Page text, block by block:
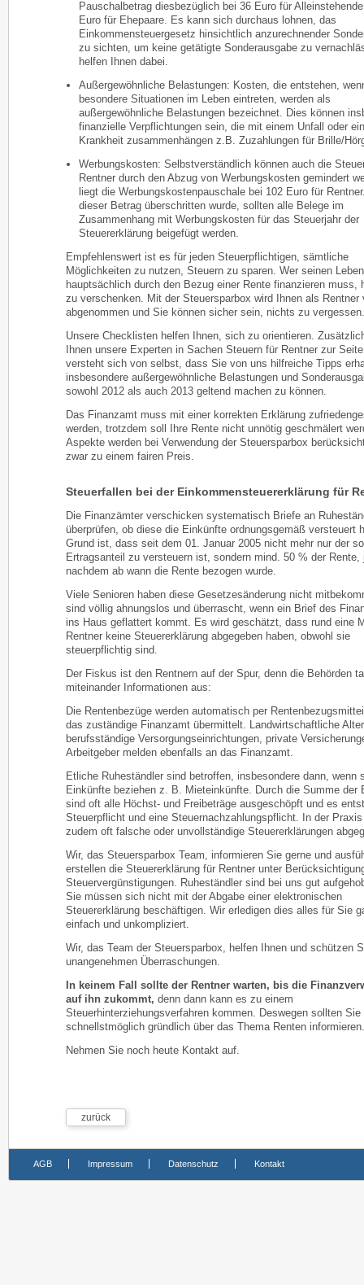
Pauschalbetrag diesbezüglich bei 36 Euro für
Euro für Ehepaare. Es kann sich durchaus lohnen, das
Einkommensteuergesetz hinsichtlich anzurechnender
zu sichten, um keine getätigte Sonderausgabe zu
helfen Ihnen dabei.
Außergewöhnliche Belastungen: Kosten, die entstehen,
besondere Situationen im Leben eintreten, werden als
außergewöhnliche Belastungen bezeichnet. Dies können
finanzielle Verpflichtungen sein, die mit einem Unfall oder
Krankheit zusammenhängen z.B. Zuzahlungen für Brille/
Werbungskosten: Selbstverständlich können auch die
Rentner durch den Abzug von Werbungskosten gemindert
liegt die Werbungskostenpauschale bei 102 Euro für
dieser Betrag überschritten wurde, sollten alle Belege im
Zusammenhang mit Werbungskosten für das Steuerjahr der
Steuererklärung beigefügt werden.
Empfehlenswert ist es für jeden Steuerpflichtigen, sämtliche
Möglichkeiten zu nutzen, Steuern zu sparen. Wer seinen
hauptsächlich durch den Bezug einer Rente finanzieren muss,
zu verschenken. Mit der Steuersparbox wird Ihnen als Rentner
abgenommen und Sie können sicher sein, nichts zu vergessen.
Unsere Checklisten helfen Ihnen, sich zu orientieren.
Ihnen unsere Experten in Sachen Steuern für Rentner zur
versteht sich von selbst, dass Sie von uns hilfreiche Tipps
insbesondere außergewöhnliche Belastungen und
sowohl 2012 als auch 2013 geltend machen zu können.
Das Finanzamt muss mit einer korrekten Erklärung
werden, trotzdem soll Ihre Rente nicht unnötig geschmälert
Aspekte werden bei Verwendung der Steuersparbox
zwar zu einem fairen Preis.
Steuerfallen bei der Einkommensteuererklärung für
Die Finanzämter verschicken systematisch Briefe an
überprüfen, ob diese die Einkünfte ordnungsgemäß versteuert
Grund ist, dass seit dem 01. Januar 2005 nicht mehr nur der
Ertragsanteil zu versteuern ist, sondern mind. 50 % der Rente,
nachdem ab wann die Rente bezogen wurde.
Viele Senioren haben diese Gesetzesänderung nicht
sind völlig ahnungslos und überrascht, wenn ein Brief des
ins Haus geflattert kommt. Es wird geschätzt, dass rund eine
Rentner keine Steuererklärung abgegeben haben, obwohl sie
steuerpflichtig sind.
Der Fiskus ist den Rentnern auf der Spur, denn die Behörden
miteinander Informationen aus:
Die Rentenbezüge werden automatisch per
das zuständige Finanzamt übermittelt. Landwirtschaftliche
berufsständige Versorgungseinrichtungen, private
Arbeitgeber melden ebenfalls an das Finanzamt.
Etliche Ruheständler sind betroffen, insbesondere dann, wenn
Einkünfte beziehen z. B. Mieteinkünfte. Durch die Summe der
sind oft alle Höchst- und Freibeträge ausgeschöpft und es
Steuerpflicht und eine Steuernachzahlungspflicht. In der Praxis
zudem oft falsche oder unvollständige Steuererklärungen
Wir, das Steuersparbox Team, informieren Sie gerne und
erstellen die Steuererklärung für Rentner unter
Steuervergünstigungen. Ruheständler sind bei uns gut
Sie müssen sich nicht mit der Abgabe einer elektronischen
Steuererklärung beschäftigen. Wir erledigen dies alles für Sie
einfach und unkompliziert.
Wir, das Team der Steuersparbox, helfen Ihnen und schützen
unangenehmen Überraschungen.
In keinem Fall sollte der Rentner warten, bis die
auf ihn zukommt, denn dann kann es zu einem
Steuerhinterziehungsverfahren kommen. Deswegen sollten Sie
schnellstmöglich gründlich über das Thema Renten informieren.
Nehmen Sie noch heute Kontakt auf.
zurück
AGB Impressum Datenschutz Kontakt